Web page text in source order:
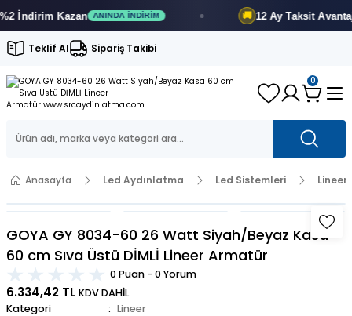
Kazan ANINDA İNDIRIM 12 AyTaksit Avantajı
Teklif Al Sipariş Takibi
0
Anasayfa Led Aydınlatma Led Sistemleri Lineer
GOYA GY 8034-60 26 Watt Siyah/Beyaz Kasa
60 cm Sıva Üstü DİMLİ Lineer Armatür
0 Puan - 0 Yorum
6.334,42 TL KDV DAHİL
Kategori
Lineer